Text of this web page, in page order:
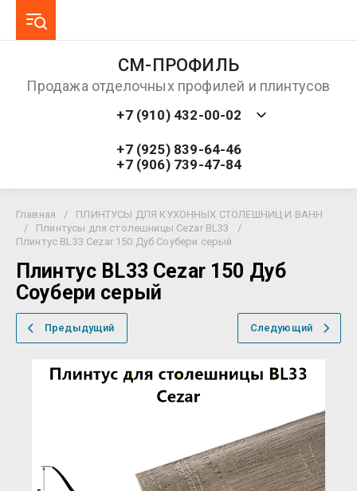
СМ-ПРОФИЛЬ
Продажа отделочных профилей и плинтусов
+7 (910) 432-00-02
+7 (925) 839-64-46
+7 (906) 739-47-84
Главная /
ПЛИНТУСЫ ДЛЯ КУХОННЫХ СТОЛЕШНИЦ И ВАНН
/
Плинтусы для столешницы Cezar BL33
/
Плинтус BL33 Cezar 150 Дуб Соубери серый
Плинтус BL33 Cezar 150 Дуб
Соубери серый
Предыдущий Следующий